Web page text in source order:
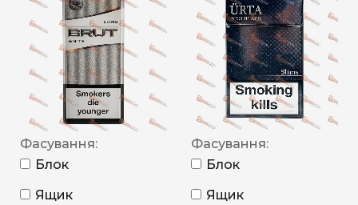
Фасування:
Блок
Ящик
Фасування:
Блок
Ящик